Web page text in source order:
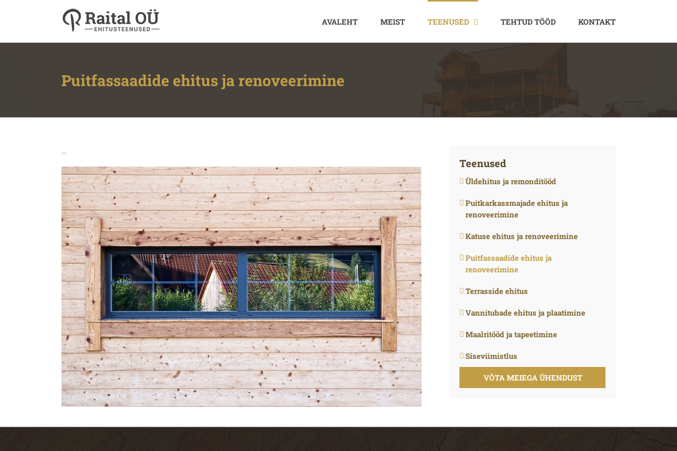
AVALEHT MEIST TEENUSED TEHTUD TÖÖD KONTAKT
Puitfassaadide ehitus ja renoveerimine
…
Teenused
Üldehitus ja remonditööd
Puitkarkassmajade ehitus ja
renoveerimine
Katuse ehitus ja renoveerimine
Puitfassaadide ehitus ja
renoveerimine
Terrasside ehitus
Vannitubade ehitus ja plaatimine
Maalritööd ja tapeetimine
Siseviimistlus
VÕTA MEIEGA ÜHENDUST